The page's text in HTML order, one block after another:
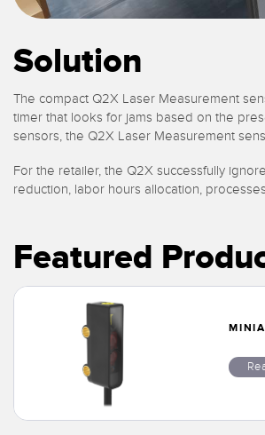
Solution
The compact Q2X Laser Measurement
timer that looks for jams based on the
sensors, the Q2X Laser Measurement
For the retailer, the Q2X successfully
reduction, labor hours allocation,
Featured